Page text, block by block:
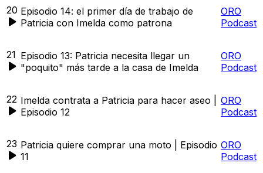
20 Episodio 14: el primer día de trabajo de
Patricia con Imelda como patrona
ORO
Podcast
21 Episodio 13: Patricia necesita llegar un
"poquito" más tarde a la casa de Imelda
ORO
Podcast
22 Imelda contrata a Patricia para hacer aseo |
Episodio 12
ORO
Podcast
23 Patricia quiere comprar una moto | Episodio
11
ORO
Podcast